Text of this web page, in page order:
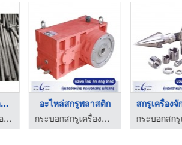
โรงงานผลิตสกรู ตามสั ...
โรงงานผลิตสกรูน๊อต สั่งทำ - แสงทองสลักภัณฑ์
อะไหล่สกรูพลาสติก
กระบอกสกรูเครื่องฉีดพลาสติก - ไทยกังสกรู
สกรูเครื่อง